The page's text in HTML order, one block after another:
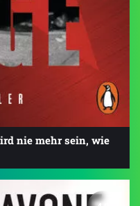
nie mehr sein, wie